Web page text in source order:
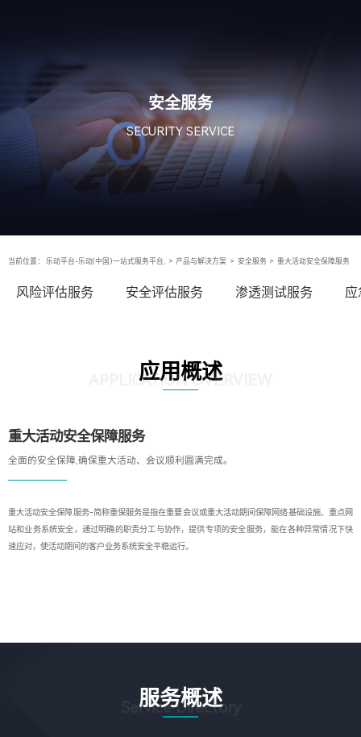
安全服务
SECURITY SERVICE
当前位置： 乐动平台-乐动(中国)一站式服务平台, > 产品与解决方案 > 安全服务 > 重大活动安全保障服务
风险评估服务 安全评估服务 渗透测试服务
应用概述
APPLICATION OVERVIEW
重大活动安全保障服务
全面的安全保障,确保重大活动、会议顺利圆满完成。
重大活动安全保障服务-简称重保服务是指在重要会议或重大活动期间保障网络基础设施、重点网
站和业务系统安全，通过明确的职责分工与协作，提供专项的安全服务，能在各种异常情况下快
速应对，使活动期间的客户业务系统安全平稳运行。
服务概述
Service Directory